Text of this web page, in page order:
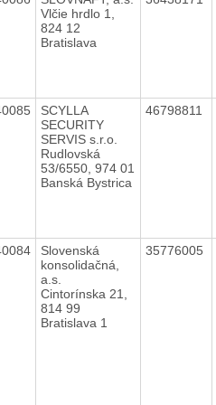
Vlčie hrdlo 1,
824 12
Bratislava
SCYLLA
SECURITY
SERVIS s.r.o.
Rudlovská
53/6550, 974 01
Banská Bystrica
46798811
Slovenská
konsolidačná,
a.s.
Cintorínska 21,
814 99
Bratislava 1
35776005